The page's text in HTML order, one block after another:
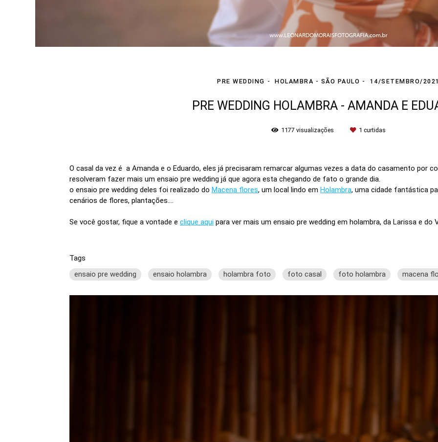
PRE WEDDING HOLAMBRA - SÃO PAULO 14/SETEMBRO/
PRE WEDDING HOLAMBRA - AMANDA E
1177 visualizações 1 curtidas
O casal da vez é a Amanda e o Eduardo, eles já precisaram remarcar algumas vezes a data do casamento por
resolveram fazer mais um ensaio pre wedding já que agora esta chegando de fato o grande dia.
o ensaio pre wedding deles foi realizado do Macena flores, um local lindo em Holambra, uma cidade fantástica
cenários de flores, plantações....
Se você gostar, fique a vontade e clique aqui para ver mais um ensaio pre wedding em holambra, da Larissa e do
Tags
ensaio pre wedding
ensaio holambra holambra foto foto casal foto holambra macena